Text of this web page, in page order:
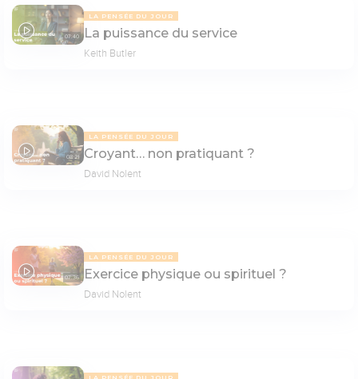
07:40
LA PENSÉE DU JOUR
La puissance du service
Keith Butler
08:21
LA PENSÉE DU JOUR
Croyant… non pratiquant ?
David Nolent
07:36
LA PENSÉE DU JOUR
Exercice physique ou spirituel ?
David Nolent
LA PENSÉE DU JOUR